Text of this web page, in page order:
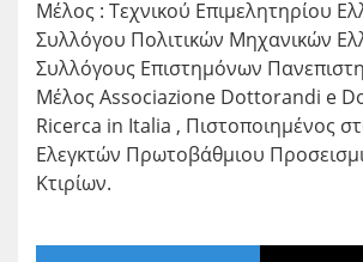
Μέλος : Τεχνικού Επιμελητηρίου
Συλλόγου Πολιτικών Μηχανικών
Συλλόγους Επιστημόνων
Μέλος Associazione Dottorandi e
Ricerca in Italia , Πιστοποιημένος
Ελεγκτών Πρωτοβάθμιου
Κτιρίων.